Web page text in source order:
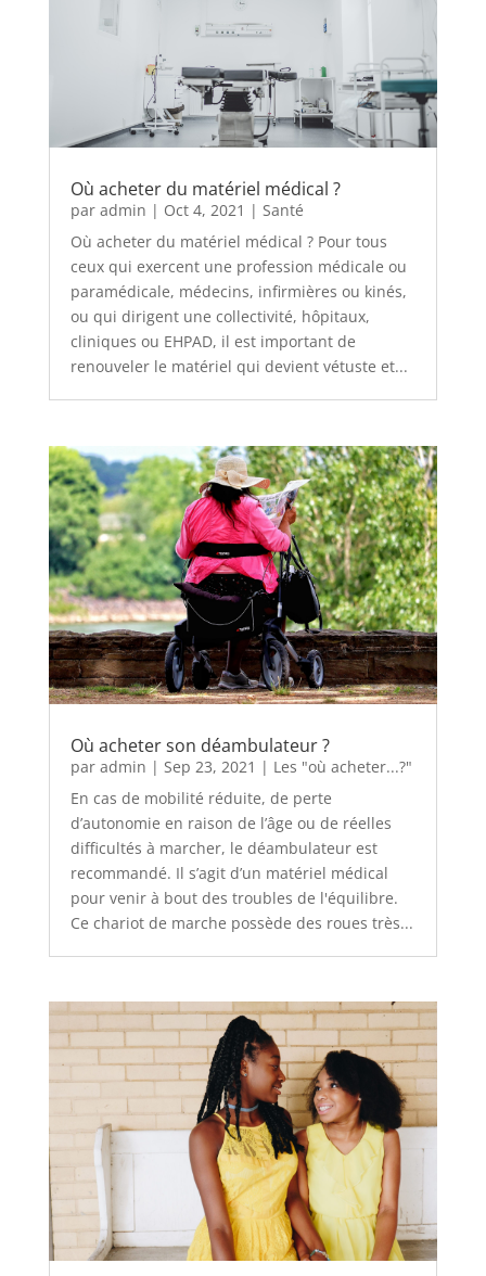
Où acheter du matériel médical ?
par admin | Oct 4, 2021 | Santé
Où acheter du matériel médical ? Pour tous
ceux qui exercent une profession médicale ou
paramédicale, médecins, infirmières ou kinés,
ou qui dirigent une collectivité, hôpitaux,
cliniques ou EHPAD, il est important de
renouveler le matériel qui devient vétuste et...
Où acheter son déambulateur ?
par admin | Sep 23, 2021 | Les "où acheter...?"
En cas de mobilité réduite, de perte
d’autonomie en raison de l’âge ou de réelles
difficultés à marcher, le déambulateur est
recommandé. Il s’agit d’un matériel médical
pour venir à bout des troubles de l'équilibre.
Ce chariot de marche possède des roues très...